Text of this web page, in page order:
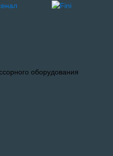
оборудования